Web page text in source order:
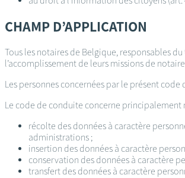
CHAMP D’APPLICATION
Tous les notaires de Belgique, responsables
l’accomplissement de leurs missions de
Les personnes concernées par le présent
Le code de conduite concerne principalement
récolte des données à caractère
administrations ;
insertion des données à caractère
conservation des données à caractère
transfert des données à caractère